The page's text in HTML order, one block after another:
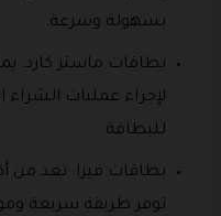
بسهولة وسرعة.
بطاقات ماستر كارد:
لإجراء عمليات الشراء
للبطاقة.
بطاقات فيزا: تعد من
توفر طريقة سريعة